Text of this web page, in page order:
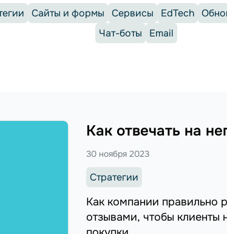
Сайты и формы Сервисы EdTech
Чат-боты
Email
Как отвечать на
30 ноября 2023
Стратегии
Как компании правильно
отзывами, чтобы клиенты